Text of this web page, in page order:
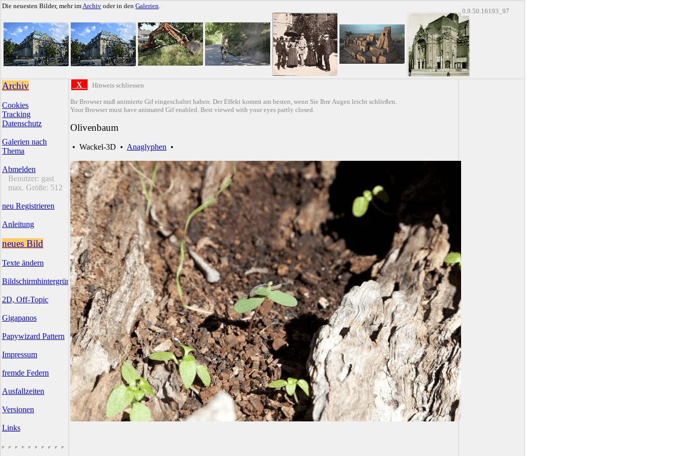
Die neuesten Bilder, mehr imArchiv oder in den Galerien.
0.9.50.16193_97
Archiv
Cookies
Tracking
Datenschutz
Galerien nach
Thema
Abmelden
Benutzer: gast
max. Größe: 512
neu Registrieren
Anleitung
neues Bild
Texte ändern
Bildschirmhintergründe
2D, Off-Topic
Gigapanos
Papywizard Pattern
Impressum
fremde Federn
Ausfallzeiten
Versionen
Links
X Hinweis schliessen
Ihr Browser muß animierte Gif eingeschaltet haben. Der Effekt kommt am besten, wenn Sie Ihre Augen leicht schließen.
Your Browser must have animated Gif enabled. Best viewed with your eyes partly closed.
Olivenbaum
• Wackel-3D • Anaglyphen •